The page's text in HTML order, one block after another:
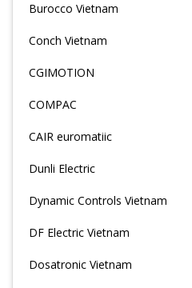
Burocco Vietnam
Conch Vietnam
CGIMOTION
COMPAC
CAIR euromatiic
Dunli Electric
Dynamic Controls Vietnam
DF Electric Vietnam
Dosatronic Vietnam